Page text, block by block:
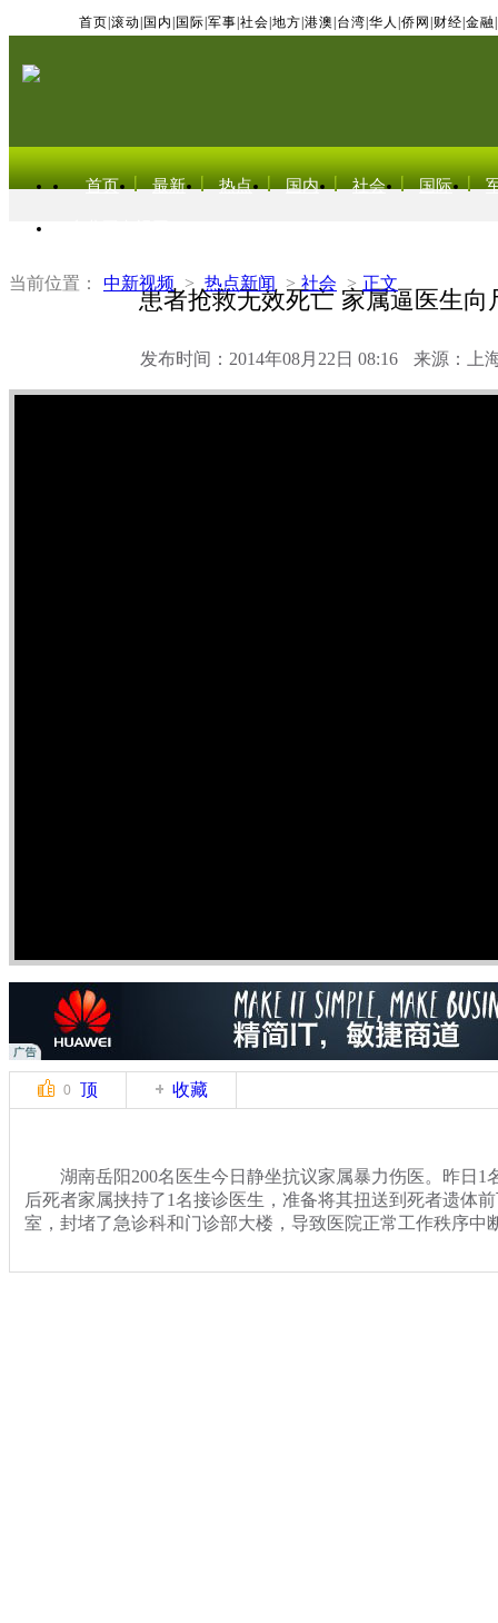
首页 滚动 国内 国际 军事 社会 地方 港澳 台湾 华人 侨网 财经 金融
首页 最新 热点 国内 社会 国际
当前位置： 中新视频 > 热点新闻 > 社会 > 正文
患者抢救无效死亡 家属逼医生向
发布时间：2014年08月22日 08:16 来源：上
0 顶 收藏
湖南岳阳200名医生今日静坐抗议家属暴力伤医。昨日1
后死者家属挟持了1名接诊医生，准备将其扭送到死者遗体
室，封堵了急诊科和门诊部大楼，导致医院正常工作秩序中